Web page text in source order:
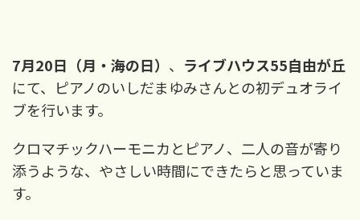
7月20日（月・海の日） 、 ライブハウス55自由が丘
にて、ピアノのいしだまゆみさんとの初デュオライ
ブを行います。
クロマチックハーモニカとピアノ、二人の音が寄り
添うような、やさしい時間にできたらと思っていま
す。